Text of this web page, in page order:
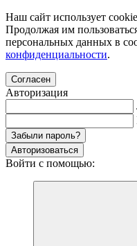
Наш сайт использует
Продолжая им
персональных данных в
конфиденциальности.
Согласен
Авторизация
Забыли пароль?
Авторизоваться
Войти с помощью: